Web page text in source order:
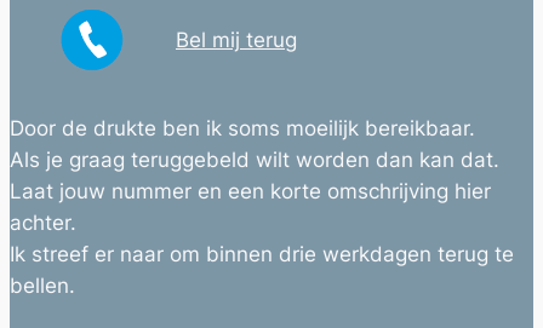
Bel mij terug
Door de drukte ben ik soms moeilijk bereikbaar.
Als je graag teruggebeld wilt worden dan kan dat.
Laat jouw nummer en een korte omschrijving hier
achter.
Ik streef er naar om binnen drie werkdagen terug te
bellen.